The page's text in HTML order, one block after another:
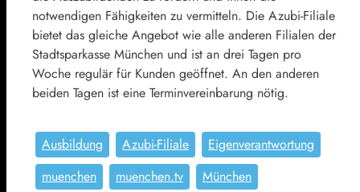
notwendigen Fähigkeiten zu vermitteln. Die Azubi-Filiale
bietet das gleiche Angebot wie alle anderen Filialen der
Stadtsparkasse München und ist an drei Tagen pro
Woche regulär für Kunden geöffnet. An den anderen
beiden Tagen ist eine Terminvereinbarung nötig.
Ausbildung Azubi-Filiale
Eigenverantwortung
muenchen
muenchen.tv
München